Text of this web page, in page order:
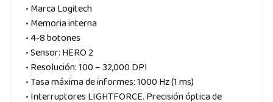
• Marca Logitech
• Memoria interna
• 4-8 botones
• Sensor: HERO 2
• Resolución: 100 – 32,000 DPI
• Tasa máxima de informes: 1000 Hz (1 ms)
• Interruptores LIGHTFORCE. Precisión óptica de